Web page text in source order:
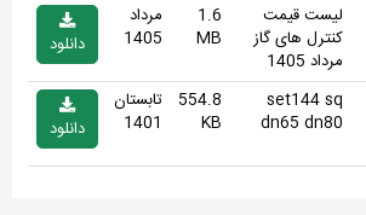
لیست قیمت
کنترل های گاز
مرداد 1405
1.6
MB
مرداد
1405
دانلود
set144 sq
dn65 dn80
554.8
KB
تابستان
1401
دانلود